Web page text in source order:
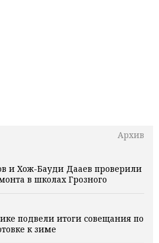
Архив
и Хож-Бауди Дааев проверили
в школах Грозного
подвели итоги совещания по
к зиме